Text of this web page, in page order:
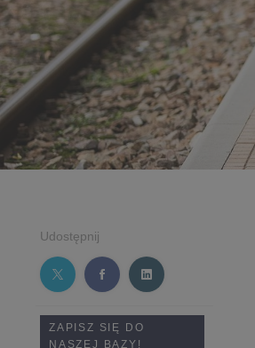
Udostępnij
ZAPISZ SIĘ DO
NASZEJ BAZY!